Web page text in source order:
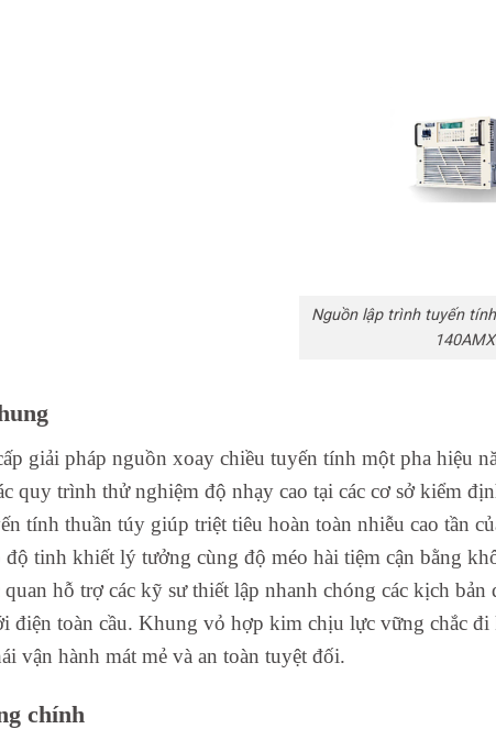
Nguồn lập trình tuyến
140AMX
giải pháp nguồn xoay chiều tuyến tính một pha hiệu
quy trình thử nghiệm độ nhạy cao tại các cơ sở kiểm
tính thuần túy giúp triệt tiêu hoàn toàn nhiễu cao tần
độ tinh khiết lý tưởng cùng độ méo hài tiệm cận bằng
hỗ trợ các kỹ sư thiết lập nhanh chóng các kịch
điện toàn cầu. Khung vỏ hợp kim chịu lực vững chắc
vận hành mát mẻ và an toàn tuyệt đối.
chính